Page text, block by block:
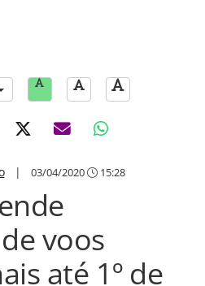
| 03/04/2020 15:28
voos
até 1º de